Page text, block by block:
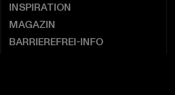
INSPIRATION
MAGAZIN
BARRIEREFREI-INFO